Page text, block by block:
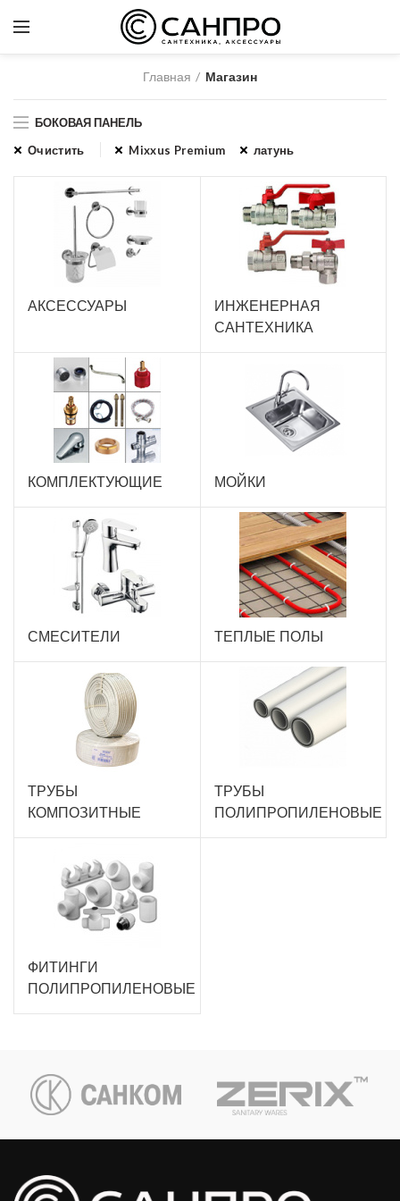
Главная Магазин
БОКОВАЯ ПАНЕЛЬ
Очистить
Mixxus Premium латунь
АКСЕССУАРЫ
ИНЖЕНЕРНАЯ
САНТЕХНИКА
КОМПЛЕКТУЮЩИЕ МОЙКИ
СМЕСИТЕЛИ ТЕПЛЫЕ ПОЛЫ
ТРУБЫ
КОМПОЗИТНЫЕ
ТРУБЫ
ПОЛИПРОПИЛЕНОВЫЕ
ФИТИНГИ
ПОЛИПРОПИЛЕНОВЫЕ